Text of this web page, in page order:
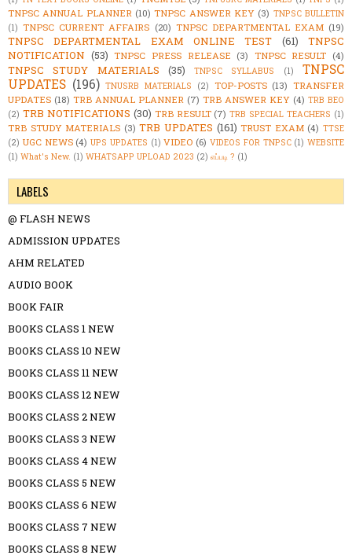
TNPSC ANNUAL PLANNER (10) TNPSC ANSWER KEY (3) TNPSC BULLETIN
(1) TNPSC CURRENT AFFAIRS (20) TNPSC DEPARTMENTAL EXAM (19)
TNPSC DEPARTMENTAL EXAM ONLINE TEST (61)
TNPSC
NOTIFICATION (53) TNPSC PRESS RELEASE (3) TNPSC RESULT (4)
TNPSC STUDY MATERIALS (35) TNPSC SYLLABUS (1)
TNPSC
UPDATES (196) TNUSRB MATERIALS (2) TOP-POSTS (13) TRANSFER
UPDATES (18) TRB ANNUAL PLANNER (7) TRB ANSWER KEY (4) TRB BEO
(2) TRB NOTIFICATIONS (30) TRB RESULT (7) TRB SPECIAL TEACHERS (1)
TRB STUDY MATERIALS (3) TRB UPDATES (161) TRUST EXAM (4) TTSE
(2) UGC NEWS (4) UPS UPDATES (1) VIDEO (6) VIDEOS FOR TNPSC (1) WEBSITE
(1) What's New. (1) WHATSAPP UPLOAD 2023 (2) எப்படி ? (1)
LABELS
@ FLASH NEWS
ADMISSION UPDATES
AHM RELATED
AUDIO BOOK
BOOK FAIR
BOOKS CLASS 1 NEW
BOOKS CLASS 10 NEW
BOOKS CLASS 11 NEW
BOOKS CLASS 12 NEW
BOOKS CLASS 2 NEW
BOOKS CLASS 3 NEW
BOOKS CLASS 4 NEW
BOOKS CLASS 5 NEW
BOOKS CLASS 6 NEW
BOOKS CLASS 7 NEW
BOOKS CLASS 8 NEW